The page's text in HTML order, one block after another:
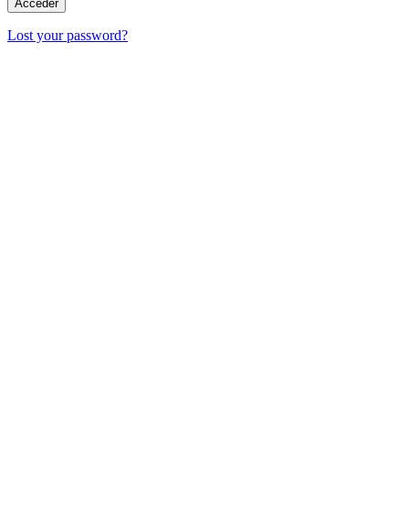
Lost your password?